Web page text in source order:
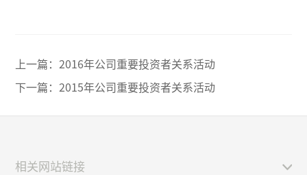
上一篇：2016年公司重要投资者关系活动
下一篇：2015年公司重要投资者关系活动
相关网站链接